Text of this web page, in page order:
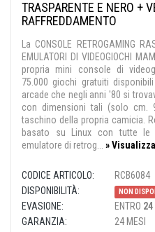
TRASPARENTE E NERO +
RAFFREDDAMENTO
La CONSOLE RETROGAMING
EMULATORI DI VIDEOGIOCHI
propria mini console di
75.000 giochi gratuiti
arcade che negli anni '80 si
con dimensioni tali (solo cm.
taschino della propria camicia.
basato su Linux con tutte le
emulatore di retrog... »
CODICE ARTICOLO:
RCB6084
DISPONIBILITÀ:
NON
EVASIONE: ENTRO 24
GARANZIA:
24 MESI